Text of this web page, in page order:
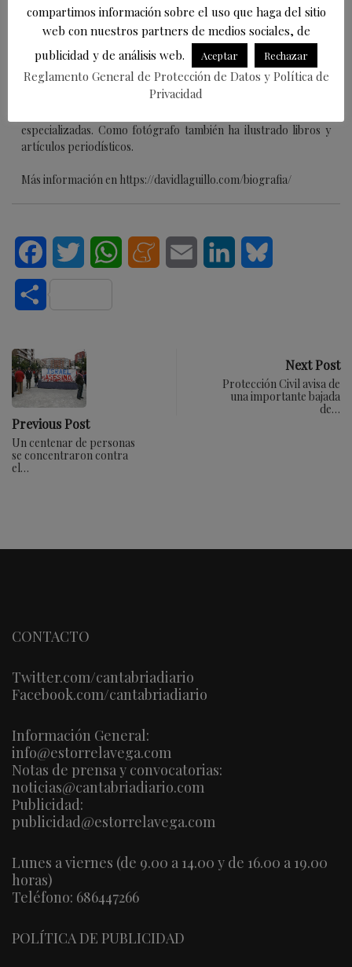
David Laguillo
en EsTorrelavega
David Laguillo (Torrelavega, 1975) es un
periodista, escritor y fotógrafo español. Desde
hace años ha publicado en medios de comunicación de ámbito
especializadas. Como fotógrafo también ha ilustrado libros y
artículos periodísticos.
Más información en https://davidlaguillo.com/biografia/
FacebookTwitter WhatsAppMeneameEmail LinkedIn
Compartir
Previous Post
Un centenar de personas
se concentraron contra
el…
Next Post
Protección Civil avisa de
una importante bajada
de…
CONTACTO
Twitter.com/cantabriadiario
Facebook.com/cantabriadiario
Información General:
info@estorrelavega.com
Notas de prensa y convocatorias:
noticias@cantabriadiario.com
Publicidad:
publicidad@estorrelavega.com
Lunes a viernes (de 9.00 a 14.00 y de 16.00 a 19.00
horas)
Teléfono: 686447266
POLÍTICA DE PUBLICIDAD
compartimos información sobre el uso que haga del sitio
web con nuestros partners de medios sociales, de
publicidad y de análisis web.
Aceptar Rechazar
Reglamento General de Protección de Datos y Política de
Privacidad